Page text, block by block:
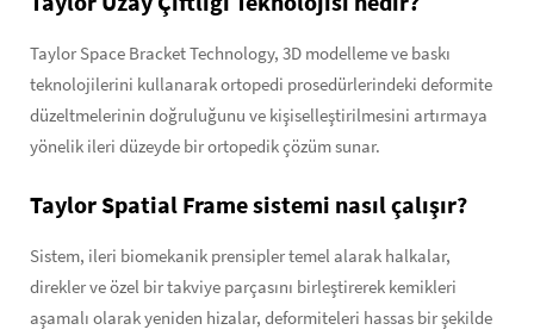
Taylor Space Bracket Technology, 3D modelleme ve baskı
teknolojilerini kullanarak ortopedi prosedürlerindeki deformite
düzeltmelerinin doğruluğunu ve kişiselleştirilmesini artırmaya
yönelik ileri düzeyde bir ortopedik çözüm sunar.
Taylor Spatial Frame sistemi nasıl çalışır?
Sistem, ileri biomekanik prensipler temel alarak halkalar,
direkler ve özel bir takviye parçasını birleştirerek kemikleri
aşamalı olarak yeniden hizalar, deformiteleri hassas bir şekilde